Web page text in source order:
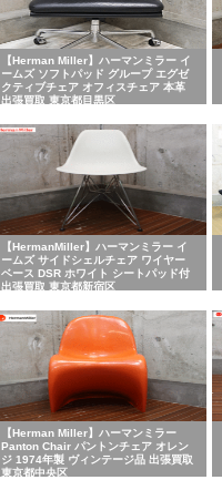
【Herman Miller】ハーマンミラー イ
ームズ ソフトパッド グループ エグゼ
クティブチェア オフィスチェア 本革
出張買取 東京都目黒区
【HermanMiller】ハーマンミラー イ
ームズ サイドシェルチェア ワイヤー
ベース DSR ホワイト シートパッド付
出張買取 東京都新宿区
【Herman Miller】ハーマンミラー
Panton Chair パントンチェア オレン
ジ 1974年製 ヴィンテージ品 出張買取
東京都中央区